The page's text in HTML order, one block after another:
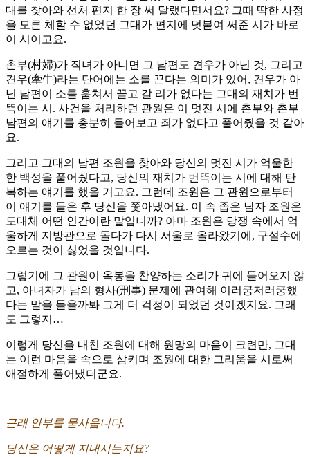
대를 찾아와 선처 편지 한 장 써 달랬다면서요? 그때 딱한 사정
을 모른 체할 수 없었던 그대가 편지에 덧붙여 써준 시가 바로
이 시이고요.
촌부(村婦)가 직녀가 아니면 그 남편도 견우가 아닌 것, 그리고
견우(牽牛)라는 단어에는 소를 끈다는 의미가 있어, 견우가 아
닌 남편이 소를 훔쳐서 끌고 갈 리가 없다는 그대의 재치가 번
뜩이는 시. 사건을 처리하던 관원은 이 멋진 시에 촌부와 촌부
남편의 얘기를 충분히 들어보고 죄가 없다고 풀어줬을 것 같아
요.
그리고 그대의 남편 조원을 찾아와 당신의 멋진 시가 억울한
한 백성을 풀어줬다고, 당신의 재치가 번뜩이는 시에 대해 탄
복하는 얘기를 했을 거고요. 그런데 조원은 그 관원으로부터
이 얘기를 들은 후 당신을 쫓아냈어요. 이 속 좁은 남자 조원은
도대체 어떤 인간이란 말입니까? 아마 조원은 당쟁 속에서 억
울하게 지방관으로 돌다가 다시 서울로 올라왔기에, 구설수에
오르는 것이 싫었을 것입니다.
그렇기에 그 관원이 옥봉을 찬양하는 소리가 귀에 들어오지 않
고, 아녀자가 남의 형사(刑事) 문제에 관여해 이러쿵저러쿵했
다는 말을 들을까봐 그게 더 걱정이 되었던 것이겠지요. 그래
도 그렇지…
이렇게 당신을 내친 조원에 대해 원망의 마음이 크련만, 그대
는 이런 마음을 속으로 삼키며 조원에 대한 그리움을 시로써
애절하게 풀어냈더군요.
근래 안부를 묻사옵니다.
당신은 어떻게 지내시는지요?